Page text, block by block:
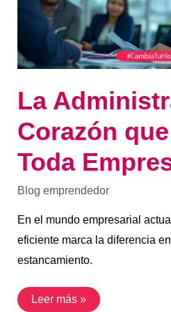
La
Corazón
Toda
Blog emprendedor
En el mundo empresarial
eficiente marca la diferencia
estancamiento.
Toda
Empresa
Exitosa
Leer más »